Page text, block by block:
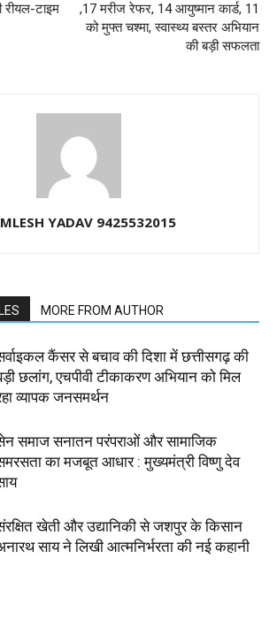
रीयल-टाइम
,17 मरीज रेफर, 14 आयुष्मान कार्ड, 11
को मुफ्त चश्मा, स्वास्थ्य बस्तर अभियान
की बड़ी सफलता
YADAV 9425532015
MORE FROM AUTHOR
कैंसर से बचाव की दिशा में छत्तीसगढ़ की
छलांग, एचपीवी टीकाकरण अभियान को मिल
व्यापक जनसमर्थन
समाज सनातन परंपराओं और सामाजिक
का मजबूत आधार : मुख्यमंत्री विष्णु देव
खेती और उद्यानिकी से जशपुर के किसान
साय ने लिखी आत्मनिर्भरता की नई कहानी